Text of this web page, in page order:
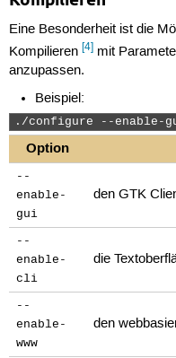
Eine Besonderheit ist die
Kompilieren [4]mit
anzupassen.
Beispiel:
./configure --enable-
Option
--
enable-
gui
den GTK
--
enable-
cli
die
--
enable-
www
den